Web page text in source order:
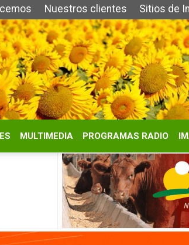
clientes Sitios de Interés Contacto
PROGRAMAS RADIO IMÁGENES